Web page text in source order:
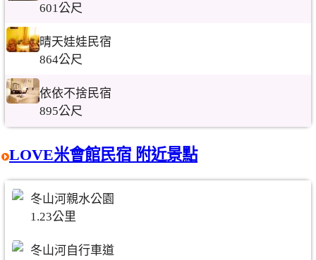
601公尺
晴天娃娃民宿
864公尺
依依不捨民宿
895公尺
LOVE米會館民宿 附近景點
冬山河親水公園
1.23公里
冬山河自行車道